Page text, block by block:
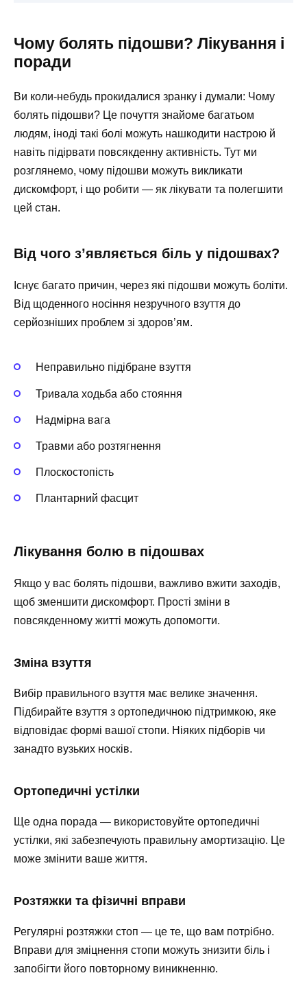
Чому болять підошви? Лікування і
поради
Ви коли-небудь прокидалися зранку і думали: Чому
болять підошви? Це почуття знайоме багатьом
людям, іноді такі болі можуть нашкодити настрою й
навіть підірвати повсякденну активність. Тут ми
розглянемо, чому підошви можуть викликати
дискомфорт, і що робити — як лікувати та полегшити
цей стан.
Від чого з’являється біль у підошвах?
Існує багато причин, через які підошви можуть боліти.
Від щоденного носіння незручного взуття до
серйозніших проблем зі здоров’ям.
Неправильно підібране взуття
Тривала ходьба або стояння
Надмірна вага
Травми або розтягнення
Плоскостопість
Плантарний фасцит
Лікування болю в підошвах
Якщо у вас болять підошви, важливо вжити заходів,
щоб зменшити дискомфорт. Прості зміни в
повсякденному житті можуть допомогти.
Зміна взуття
Вибір правильного взуття має велике значення.
Підбирайте взуття з ортопедичною підтримкою, яке
відповідає формі вашої стопи. Ніяких підборів чи
занадто вузьких носків.
Ортопедичні устілки
Ще одна порада — використовуйте ортопедичні
устілки, які забезпечують правильну амортизацію. Це
може змінити ваше життя.
Розтяжки та фізичні вправи
Регулярні розтяжки стоп — це те, що вам потрібно.
Вправи для зміцнення стопи можуть знизити біль і
запобігти його повторному виникненню.